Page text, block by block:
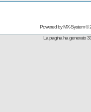
Powered byMX-System©
La pagina ha generato